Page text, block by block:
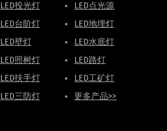
LED投光灯
LED点光源
LED台阶灯
LED地埋灯
LED壁灯
LED水底灯
LED照树灯
LED路灯
LED扶手灯
LED工矿灯
LED三防灯 更多产品>>